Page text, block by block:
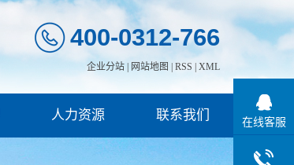
400-0312-766
企业分站 网站地图 RSS XML
人力资源 联系我们 在线客服